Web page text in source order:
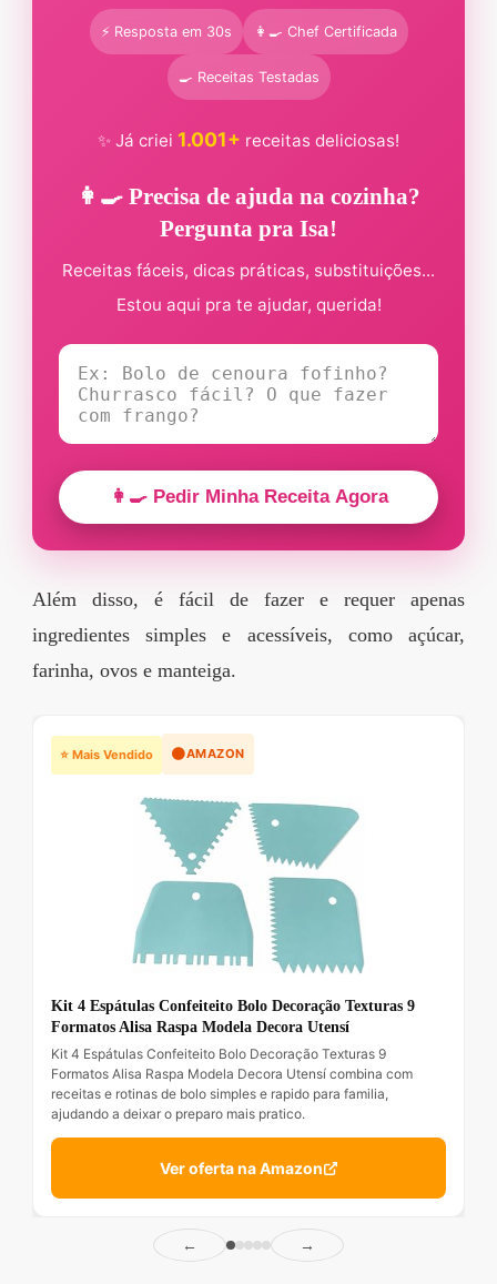
⚡ Resposta em 30s 👩‍🍳 Chef Certificada
🍳 Receitas Testadas
✨ Já criei 1.001+ receitas deliciosas!
👩‍🍳 Precisa de ajuda na cozinha?
Pergunta pra Isa!
Receitas fáceis, dicas práticas, substituições...
Estou aqui pra te ajudar, querida!
👩‍🍳 Pedir Minha Receita Agora
Além disso, é fácil de fazer e requer apenas
ingredientes simples e acessíveis, como açúcar,
farinha, ovos e manteiga.
⭐ Mais Vendido 🟠AMAZON
Kit 4 Espátulas Confeiteito Bolo Decoração Texturas 9
Formatos Alisa Raspa Modela Decora Utensí
Kit 4 Espátulas Confeiteito Bolo Decoração Texturas 9
Formatos Alisa Raspa Modela Decora Utensí combina com
receitas e rotinas de bolo simples e rapido para familia,
ajudando a deixar o preparo mais pratico.
Ver oferta na Amazon
← →